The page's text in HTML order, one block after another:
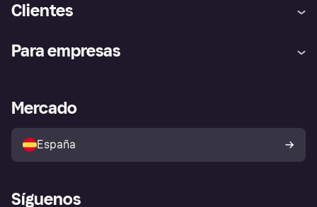
Clientes
Inicio de sesión
Directorio de tiendas
Política de protección al
comprador de Klarna
Reclamaciones
Para empresas
Acceso empresas
Mercado
España
Síguenos